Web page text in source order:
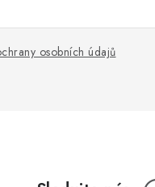
osobních údajů